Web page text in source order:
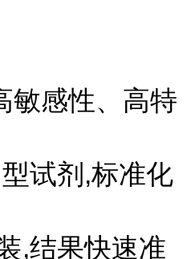
敏感性、高特
试剂,标准化
,结果快速准